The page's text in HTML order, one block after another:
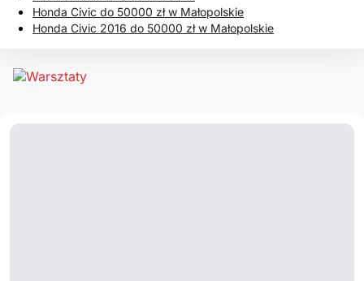
Honda Civic do 50000 zł w Małopolskie
Honda Civic 2016 do 50000 zł w Małopolskie